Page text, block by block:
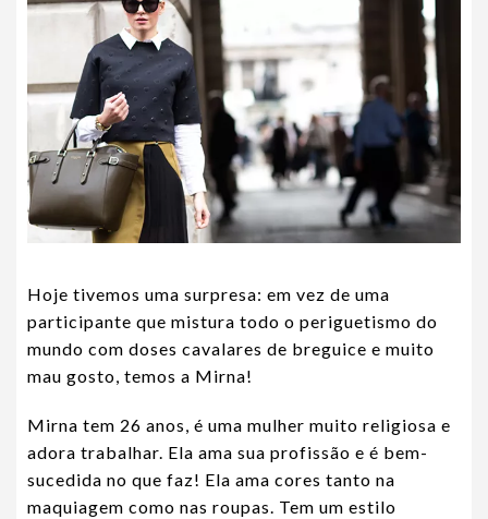
Hoje tivemos uma surpresa: em vez de uma
participante que mistura todo o periguetismo do
mundo com doses cavalares de breguice e muito
mau gosto, temos a Mirna!
Mirna tem 26 anos, é uma mulher muito religiosa e
adora trabalhar. Ela ama sua profissão e é bem-
sucedida no que faz! Ela ama cores tanto na
maquiagem como nas roupas. Tem um estilo